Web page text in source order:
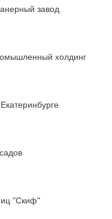
завод
холдинг
"Скиф"